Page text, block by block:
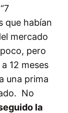
que habían
mercado
pero
12 meses
una prima
No
la